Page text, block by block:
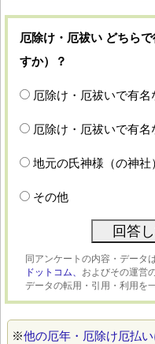
厄除け・厄祓い どちら
すか）？
厄除け・厄祓いで有名
厄除け・厄祓いで有名
地元の氏神様（の神社
その他
同アンケートの内容・データ
ドットコム、 およびその運営
データの転用・引用・利用を
※他の厄年・厄除け厄払